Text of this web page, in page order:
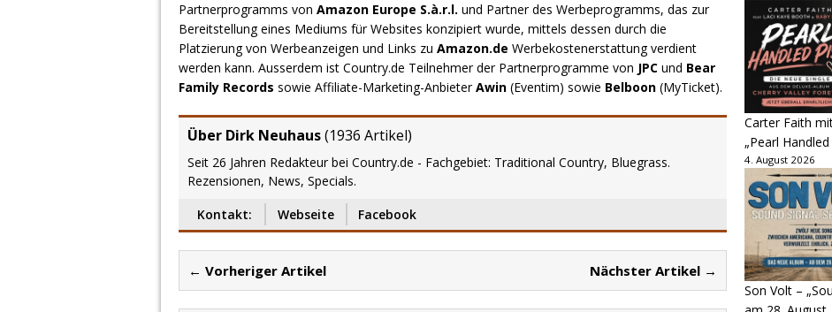
Partnerprogramms von Amazon Europe S.à.r.l. und Partner des Werbeprogramms, das zur
Bereitstellung eines Mediums für Websites konzipiert wurde, mittels dessen durch die
Platzierung von Werbeanzeigen und Links zu Amazon.de Werbekostenerstattung verdient
werden kann. Ausserdem ist Country.de Teilnehmer der Partnerprogramme von JPC und Bear
Family Records sowie Affiliate-Marketing-AnbieterAwin (Eventim) sowie Belboon (MyTicket).
Über Dirk Neuhaus(1936 Artikel)
Seit 26 Jahren Redakteur bei Country.de - Fachgebiet: Traditional Country, Bluegrass.
Rezensionen, News, Specials.
Kontakt:
Webseite Facebook
← Vorheriger Artikel Nächster Artikel →
Carter Faith
„Pearl
4. August 2026
Son Volt –